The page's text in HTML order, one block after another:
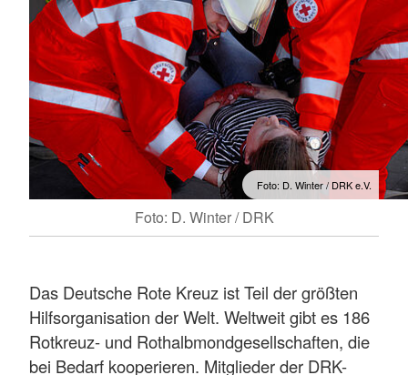
Foto: D. Winter / DRK e.V.
Foto: D. Winter / DRK
Das Deutsche Rote Kreuz ist Teil der größten
Hilfsorganisation der Welt. Weltweit gibt es 186
Rotkreuz- und Rothalbmondgesellschaften, die
bei Bedarf kooperieren. Mitglieder der DRK-